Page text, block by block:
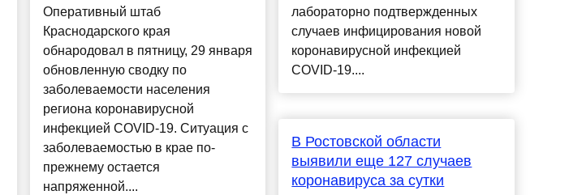
Оперативный штаб
Краснодарского края
обнародовал в пятницу, 29 января
обновленную сводку по
заболеваемости населения
региона коронавирусной
инфекцией COVID-19. Ситуация с
заболеваемостью в крае по-
прежнему остается
напряженной....
лабораторно подтвержденных
случаев инфицирования новой
коронавирусной инфекцией
COVID-19....
В Ростовской области
выявили еще 127 случаев
коронавируса за сутки